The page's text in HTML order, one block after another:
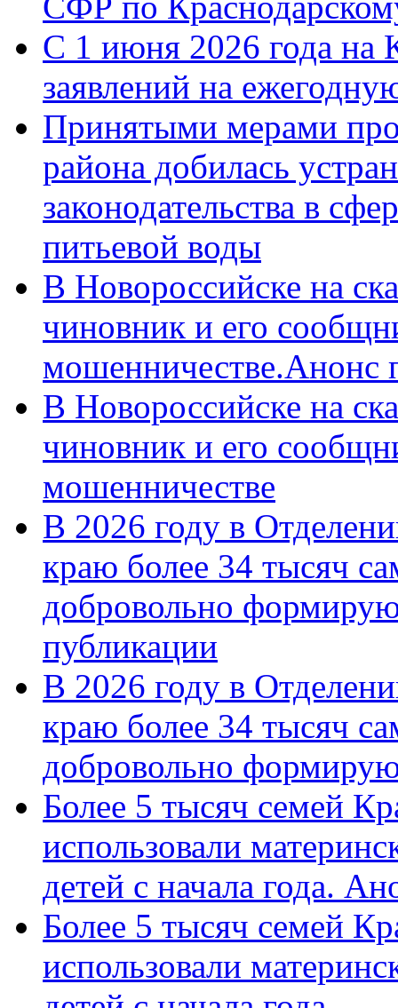
С 1 июня 2026 года на
заявлений на
Принятыми мерами
района добилась
законодательства в
питьевой воды
В Новороссийске на
чиновник и его
мошенничестве.Анонс
В Новороссийске на
чиновник и его
мошенничестве
В 2026 году в
краю более 34 тысяч
добровольно
публикации
В 2026 году в
краю более 34 тысяч
добровольно
Более 5 тысяч семей
использовали
детей с начала года.
Более 5 тысяч семей
использовали